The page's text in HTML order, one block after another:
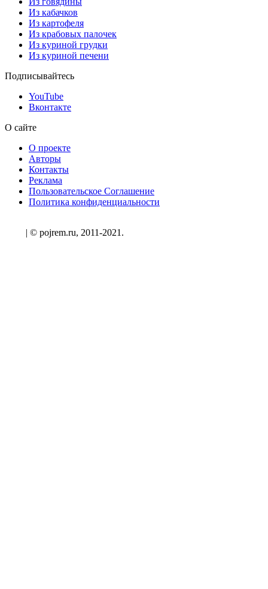
Из кабачков
Из картофеля
Из крабовых палочек
Из куриной грудки
Из куриной печени
Подписывайтесь
YouTube
Вконтакте
О сайте
О проекте
Авторы
Контакты
Реклама
Пользовательское Соглашение
Политика конфиденциальности
| © pojrem.ru, 2011-2021.